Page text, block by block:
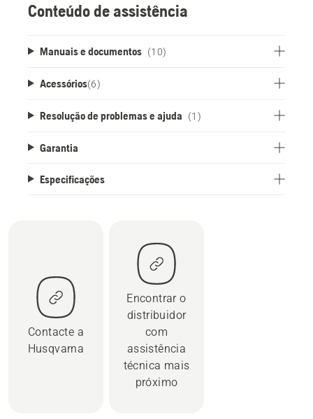
Conteúdo de assistência
Manuais e documentos (10)
Acessórios(6)
Resolução de problemas e ajuda (1)
Garantia
Especificações
Contacte a
Husqvarna
Encontrar o
distribuidor
com
assistência
técnica mais
próximo